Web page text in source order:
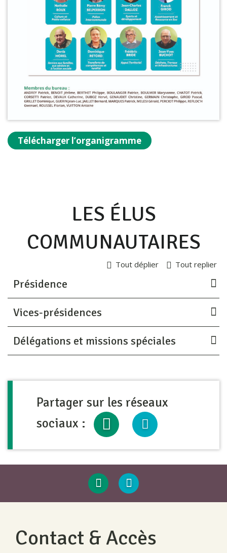
Télécharger l’organigramme
LES ÉLUS
COMMUNAUTAIRES
Tout replier
Tout déplier
Présidence
Vices-présidences
Délégations et missions spéciales
Partager sur les réseaux
sociaux :
Contact & Accès